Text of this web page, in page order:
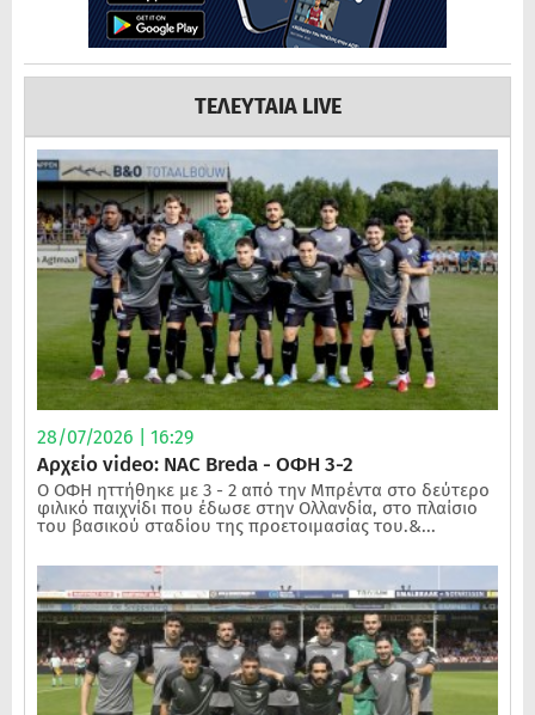
ΤΕΛΕΥΤΑΙΑ LIVE
28/07/2026 | 16:29
Αρχείο video: NAC Breda - ΟΦΗ 3-2
Ο ΟΦΗ ηττήθηκε με 3 - 2 από την Μπρέντα στο δεύτερο
φιλικό παιχνίδι που έδωσε στην Ολλανδία, στο πλαίσιο
του βασικού σταδίου της προετοιμασίας του.&...